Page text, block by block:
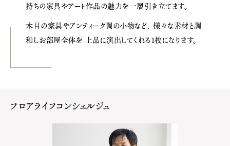
持ちの家具やアート作品の魅力を一層引き立てます。
木目の家具やアンティーク調の小物など、 様々な素材と調
和しお部屋全体を 上品に演出してくれる1枚になります。
フロアライフコンシェルジュ